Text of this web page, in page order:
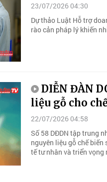
23/07/2026 04:30
Dự thảo Luật Hỗ trợ
rào cản pháp lý khiến
DIỄN ĐÀN
liệu gỗ cho
22/07/2026 04:58
Số 58 DĐDN tập trung
nguyên liệu gỗ chế
tế tư nhân và triển vọng